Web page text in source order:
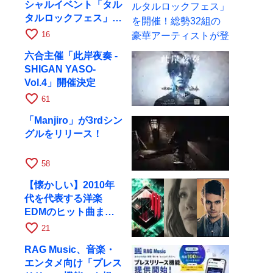
シャルイベント「タル
タルロックフェス」を
開催！総勢32組の豪
favorite_border 16
六合主催「此岸夜奏 -
SHIGAN YASO-
Vol.4」開催決定
favorite_border 61
「Manjiro」が3rdシン
グルをリリース！
favorite_border 58
【懐かしい】2010年
代を代表する洋楽
EDMのヒット曲まと
め【平成】
favorite_border 21
RAG Music、音楽・
エンタメ向け「プレス